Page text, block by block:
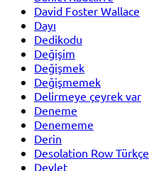
David Foster Wallace
Dayı
Dedikodu
Değişim
Değişmek
Değişmemek
Delirmeye çeyrek var
Deneme
Denememe
Derin
Desolation Row Türkçe
Devlet